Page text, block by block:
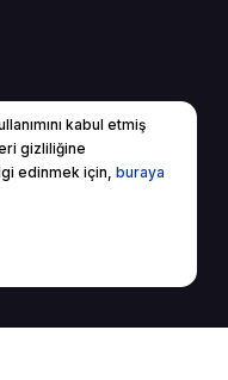
kabul etmiş
gizliliğine
edinmek için, buraya
Saklıdır.